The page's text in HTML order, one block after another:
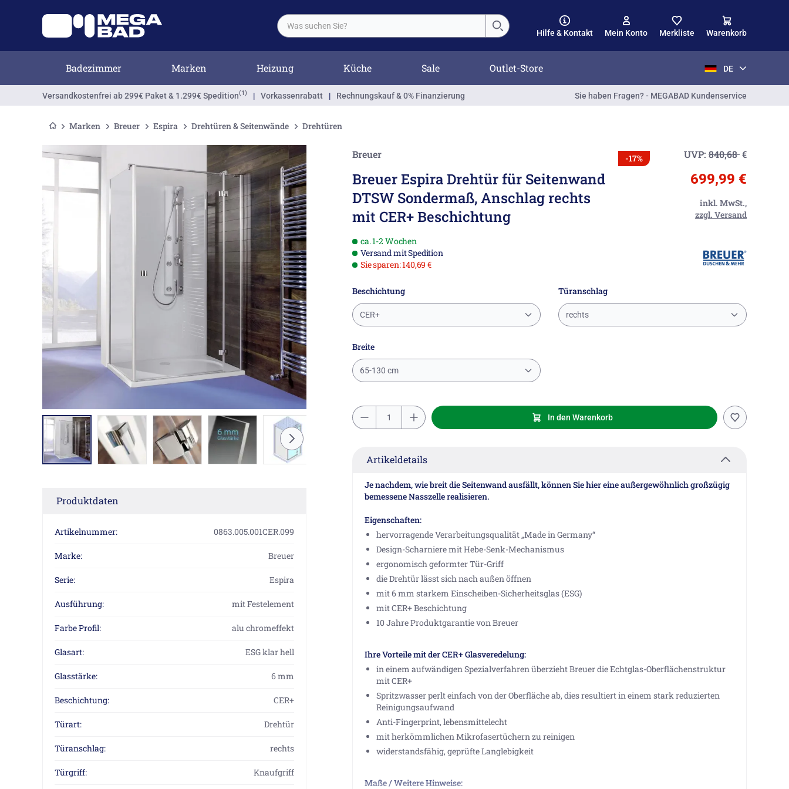
Hilfe & Kontakt Mein Konto Merkliste Warenkorb
Badezimmer Marken Heizung Küche Sale Outlet-Store DE
Versandkostenfrei ab 299€ Paket & 1.299€ Spedition(1) | Vorkassenrabatt | Rechnungskauf & 0% Finanzierung Sie haben Fragen? - MEGABAD Kundenservice
Marken Breuer Espira Drehtüren & Seitenwände Drehtüren
Produktdaten
Artikelnummer: 0863.005.001CER.099
Marke: Breuer
Serie: Espira
Ausführung: mit Festelement
Farbe Profil: alu chromeffekt
Glasart: ESG klar hell
Glasstärke: 6 mm
Beschichtung: CER+
Türart: Drehtür
Türanschlag: rechts
Türgriff: Knaufgriff
Breuer
Breuer Espira Drehtür für Seitenwand
DTSW Sondermaß, Anschlag rechts
mit CER+ Beschichtung
-17% UVP: 840,68€
699,99 €
inkl. MwSt.,
zzgl. Versand
ca. 1-2 Wochen
Versand mit Spedition
Sie sparen: 140,69 €
Beschichtung
CER+
Türanschlag
rechts
Breite
65-130 cm
In den Warenkorb
Artikeldetails
Je nachdem, wie breit die Seitenwand ausfällt, können Sie hier eine außergewöhnlich großzügig
bemessene Nasszelle realisieren.
Eigenschaften:
hervorragende Verarbeitungsqualität „Made in Germany“
Design-Scharniere mit Hebe-Senk-Mechanismus
ergonomisch geformter Tür-Griff
die Drehtür lässt sich nach außen öffnen
mit 6 mm starkem Einscheiben-Sicherheitsglas (ESG)
mit CER+ Beschichtung
10 Jahre Produktgarantie von Breuer
Ihre Vorteile mit der CER+ Glasveredelung:
in einem aufwändigen Spezialverfahren überzieht Breuer die Echtglas-Oberflächenstruktur
mit CER+
Spritzwasser perlt einfach von der Oberfläche ab, dies resultiert in einem stark reduzierten
Reinigungsaufwand
Anti-Fingerprint, lebensmittelecht
mit herkömmlichen Mikrofasertüchern zu reinigen
widerstandsfähig, geprüfte Langlebigkeit
Maße / Weitere Hinweise: